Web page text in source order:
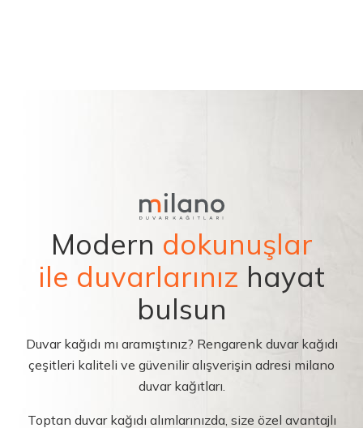
Modern dokunuşlar
ile duvarlarınız hayat
bulsun
Duvar kağıdı mı aramıştınız? Rengarenk duvar kağıdı
çeşitleri kaliteli ve güvenilir alışverişin adresi milano
duvar kağıtları.
Toptan duvar kağıdı alımlarınızda, size özel avantajlı